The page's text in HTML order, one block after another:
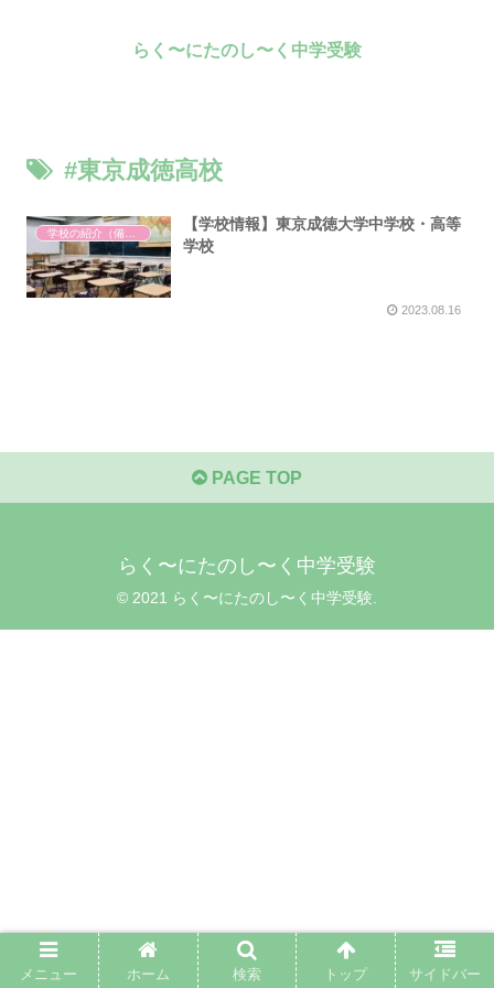
らく〜にたのし〜く中学受験
#東京成徳高校
【学校情報】東京成徳大学中学校・高等
学校
2023.08.16
PAGE TOP
らく〜にたのし〜く中学受験
© 2021 らく〜にたのし〜く中学受験.
メニュー ホーム 検索 トップ サイドバー